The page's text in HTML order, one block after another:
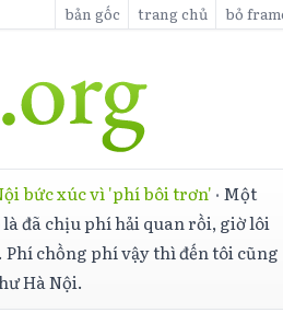
bản gốc trang chủ bỏ
bức xúc vì 'phí bôi trơn' · Một
đã chịu phí hải quan rồi, giờ lôi
chồng phí vậy thì đến tôi cũng
Hà Nội.